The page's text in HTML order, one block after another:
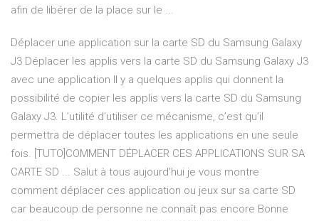
afin de libérer de la place sur le ...
Déplacer une application sur la carte SD du Samsung Galaxy
J3 Déplacer les applis vers la carte SD du Samsung Galaxy J3
avec une application Il y a quelques applis qui donnent la
possibilité de copier les applis vers la carte SD du Samsung
Galaxy J3. L’utilité d’utiliser ce mécanisme, c’est qu’il
permettra de déplacer toutes les applications en une seule
fois. [TUTO]COMMENT DÉPLACER CES APPLICATIONS SUR SA
CARTE SD ... Salut à tous aujourd'hui je vous montre
comment déplacer ces application ou jeux sur sa carte SD
car beaucoup de personne ne connaît pas encore Bonne